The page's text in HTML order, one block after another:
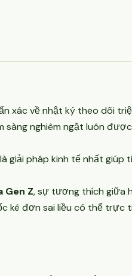
xác về nhật ký theo dõi
nghiêm ngặt luôn
giải pháp kinh tế nhất giúp
Gen Z, sự tương thích giữa
kê đơn sai liều có thể trực